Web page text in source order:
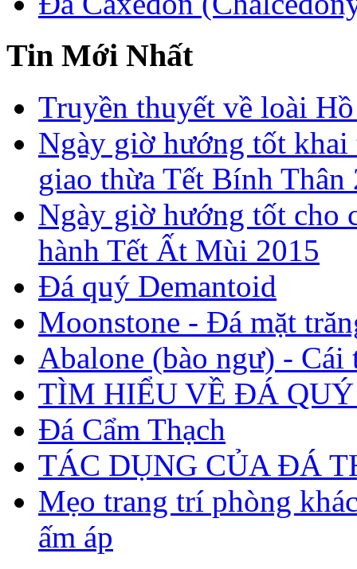
Tin Mới Nhất
Truyền thuyết về loài
Ngày giờ hướng tốt
giao thừa Tết Bính Thân
Ngày giờ hướng tốt cho
hành Tết Ất Mùi 2015
Đá quý Demantoid
Moonstone - Đá mặt
Abalone (bào ngư) - Cái
TÌM HIỂU VỀ ĐÁ QUÝ
Đá Cẩm Thạch
TÁC DỤNG CỦA ĐÁ
Mẹo trang trí phòng
ấm áp